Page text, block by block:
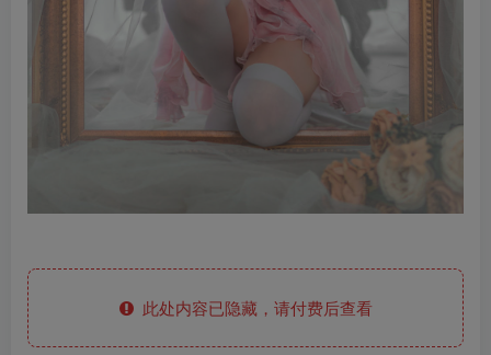
此处内容已隐藏，请付费后查看